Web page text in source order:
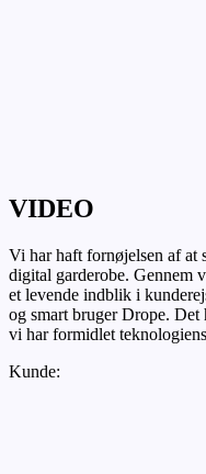
VIDEO
Vi har haft fornøjelsen af at
digital garderobe. Gennem
et levende indblik i
og smart bruger Drope.
vi har formidlet
Kunde: